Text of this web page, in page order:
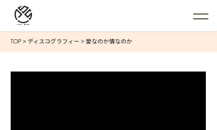
TOP > ディスコグラフィー > 愛なのか情なのか